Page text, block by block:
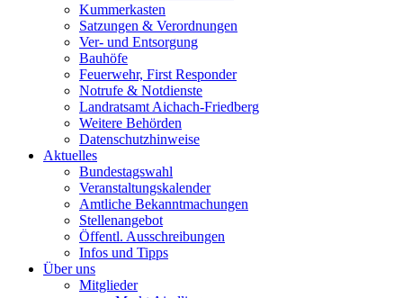
Kummerkasten
Satzungen & Verordnungen
Ver- und Entsorgung
Bauhöfe
Feuerwehr, First Responder
Notrufe & Notdienste
Landratsamt Aichach-Friedberg
Weitere Behörden
Datenschutzhinweise
Aktuelles
Bundestagswahl
Veranstaltungskalender
Amtliche Bekanntmachungen
Stellenangebot
Öffentl. Ausschreibungen
Infos und Tipps
Über uns
Mitglieder